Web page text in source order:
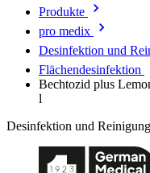
Produkte
pro medix
Desinfektion und
Flächendesinfektion
Bechtozid plus
l
Desinfektion und Reinigung